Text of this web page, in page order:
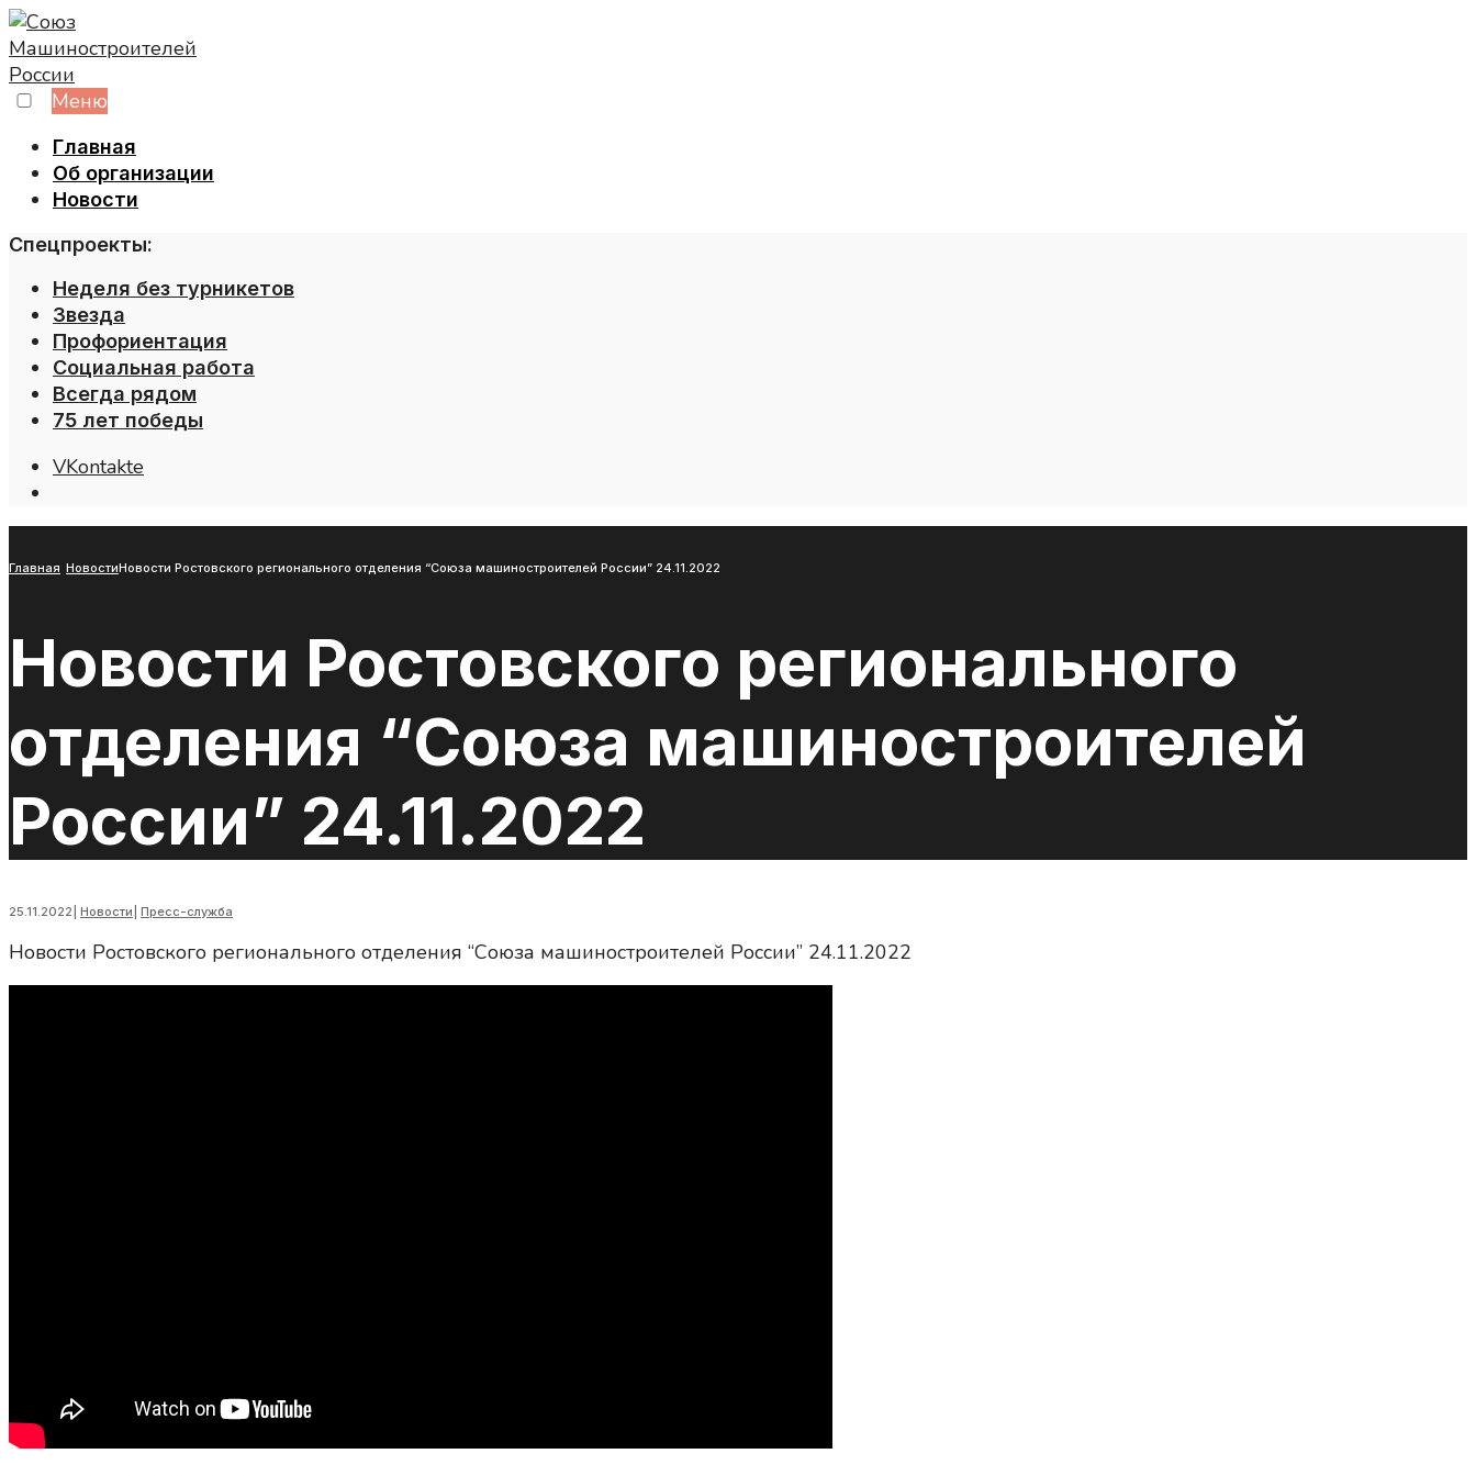
Skip
to
content
Меню
Главная
Об организации
Новости
Спецпроекты:
Неделя без турникетов
Звезда
Профориентация
Социальная работа
Всегда рядом
75 лет победы
VKontakte
Главная НовостиНовости Ростовского регионального отделения “Союза машиностроителей России” 24.11.2022
Новости Ростовского регионального
отделения “Союза машиностроителей
России” 24.11.2022
25.11.2022 Новости Пресс-служба
Новости Ростовского регионального отделения “Союза машиностроителей России” 24.11.2022